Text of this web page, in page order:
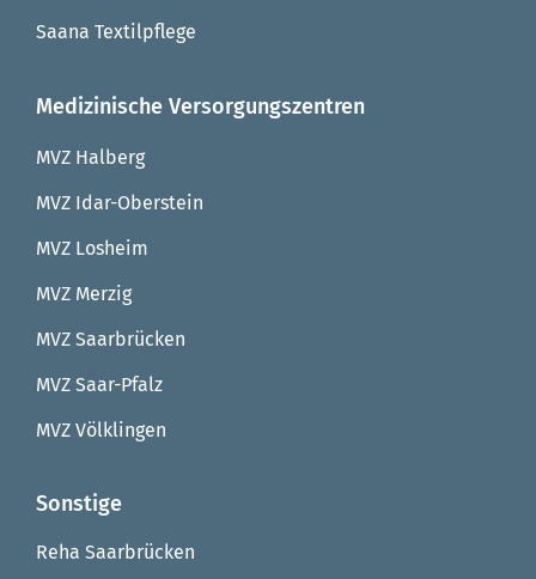
Saana Textilpflege
Medizinische Versorgungszentren
MVZ Halberg
MVZ Idar-Oberstein
MVZ Losheim
MVZ Merzig
MVZ Saarbrücken
MVZ Saar-Pfalz
MVZ Völklingen
Sonstige
Reha Saarbrücken